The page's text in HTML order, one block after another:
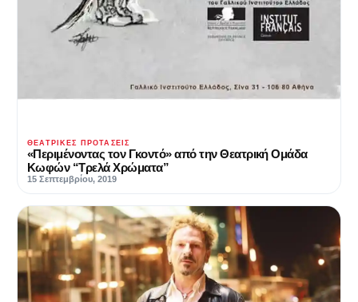
ΘΕΑΤΡΙΚΈΣ ΠΡΟΤΆΣΕΙΣ
«Περιμένοντας τον Γκοντό» από την Θεατρική Ομάδα
Κωφών “Τρελά Χρώματα”
15 Σεπτεμβρίου, 2019